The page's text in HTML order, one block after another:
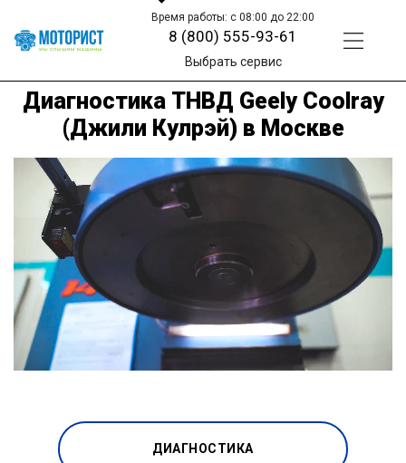
Время работы: с 08:00 до 22:00
8 (800) 555-93-61
Выбрать сервис
Диагностика ТНВД Geely Coolray
(Джили Кулрэй) в Москве
ДИАГНОСТИКА